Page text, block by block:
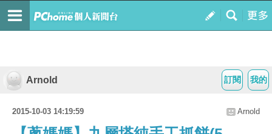
我的
訂閱
Arnold
2015-10-03 14:19:59 Arnold